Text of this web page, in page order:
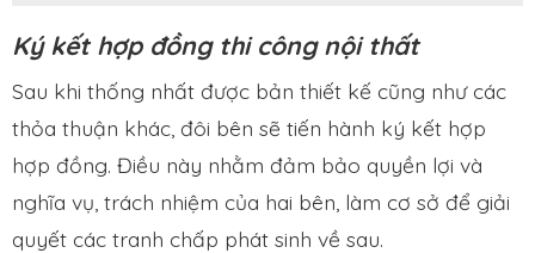
Ký kết hợp đồng thi công nội thất
Sau khi thống nhất được bản thiết kế cũng như các
thỏa thuận khác, đôi bên sẽ tiến hành ký kết hợp
hợp đồng. Điều này nhằm đảm bảo quyền lợi và
nghĩa vụ, trách nhiệm của hai bên, làm cơ sở để giải
quyết các tranh chấp phát sinh về sau.